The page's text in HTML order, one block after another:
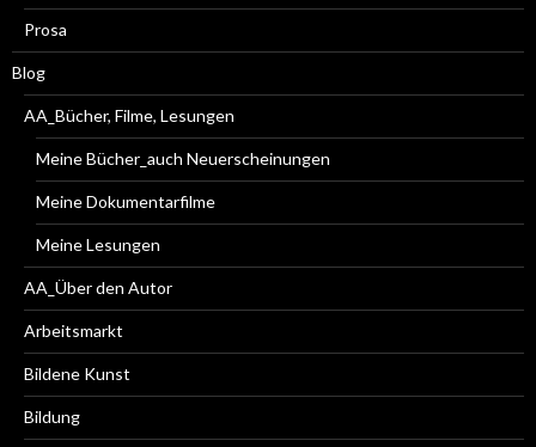
Prosa
Blog
AA_Bücher, Filme, Lesungen
Meine Bücher_auch Neuerscheinungen
Meine Dokumentarfilme
Meine Lesungen
AA_Über den Autor
Arbeitsmarkt
Bildene Kunst
Bildung